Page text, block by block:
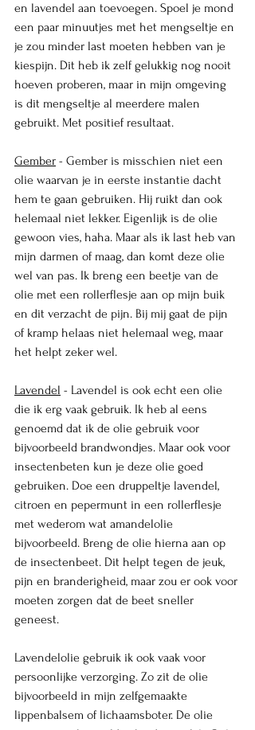
en lavendel aan toevoegen. Spoel je mond
een paar minuutjes met het mengseltje en
je zou minder last moeten hebben van je
kiespijn. Dit heb ik zelf gelukkig nog nooit
hoeven proberen, maar in mijn omgeving
is dit mengseltje al meerdere malen
gebruikt. Met positief resultaat.
Gember - Gember is misschien niet een
olie waarvan je in eerste instantie dacht
hem te gaan gebruiken. Hij ruikt dan ook
helemaal niet lekker. Eigenlijk is de olie
gewoon vies, haha. Maar als ik last heb van
mijn darmen of maag, dan komt deze olie
wel van pas. Ik breng een beetje van de
olie met een rollerflesje aan op mijn buik
en dit verzacht de pijn. Bij mij gaat de pijn
of kramp helaas niet helemaal weg, maar
het helpt zeker wel.
Lavendel - Lavendel is ook echt een olie
die ik erg vaak gebruik. Ik heb al eens
genoemd dat ik de olie gebruik voor
bijvoorbeeld brandwondjes. Maar ook voor
insectenbeten kun je deze olie goed
gebruiken. Doe een druppeltje lavendel,
citroen en pepermunt in een rollerflesje
met wederom wat amandelolie
bijvoorbeeld. Breng de olie hierna aan op
de insectenbeet. Dit helpt tegen de jeuk,
pijn en branderigheid, maar zou er ook voor
moeten zorgen dat de beet sneller
geneest.
Lavendelolie gebruik ik ook vaak voor
persoonlijke verzorging. Zo zit de olie
bijvoorbeeld in mijn zelfgemaakte
lippenbalsem of lichaamsboter. De olie